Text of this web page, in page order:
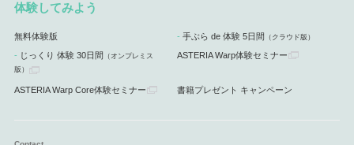
体験してみよう
無料体験版 手ぶら de 体験 5日間 （クラウド版）
じっくり 体験 30日間 （オンプレミス
版）
ASTERIA Warp体験セミナー
ASTERIA Warp Core体験セミナー 書籍プレゼント キャンペーン